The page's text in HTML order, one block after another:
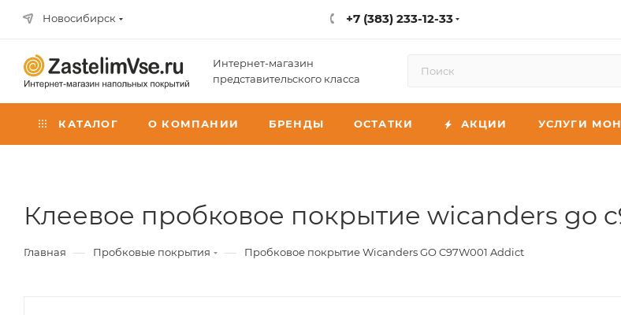
Новосибирск +7 (383) 233-12-33
Интернет-магазин
представительского класса
КАТАЛОГ О КОМПАНИИ БРЕНДЫ ОСТАТКИ АКЦИИ УСЛУГИ
Клеевое пробковое покрытие wicanders go
Главная — Пробковые покрытия — Пробковое покрытие Wicanders GO C97W001 Addict